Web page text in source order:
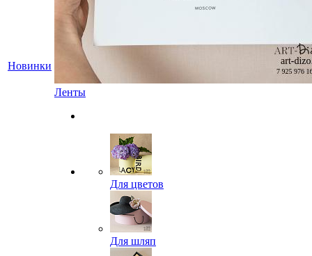
Новинки
Ленты
Для цветов
Для шляп